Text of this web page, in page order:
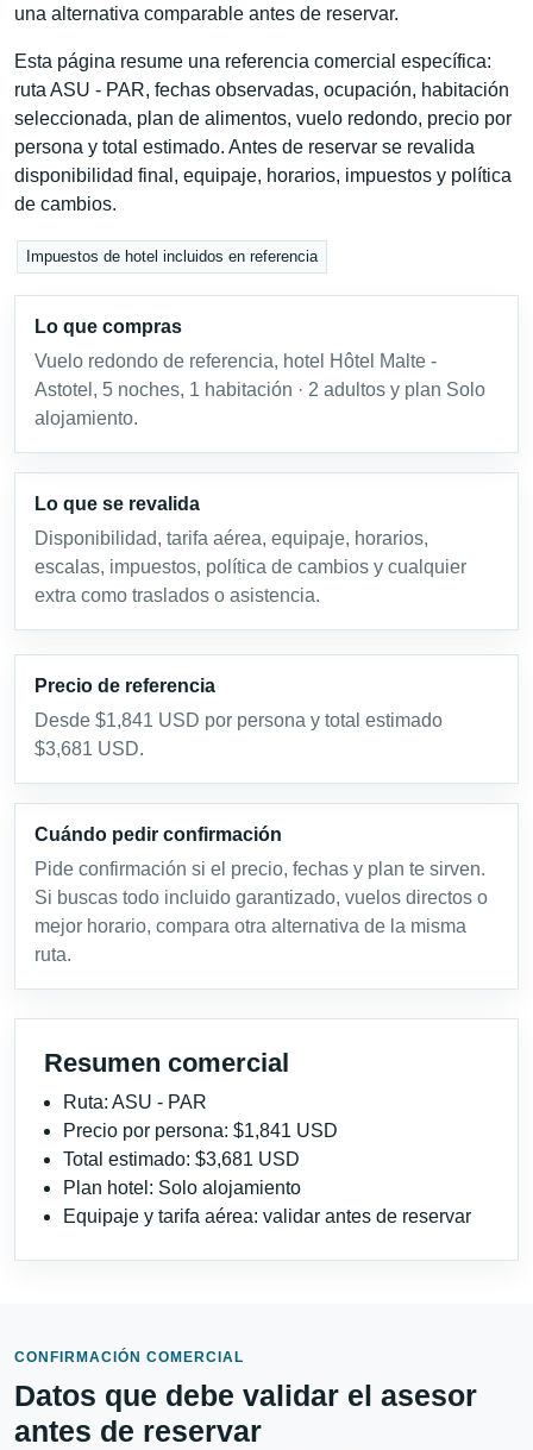
una alternativa comparable antes de reservar.
Esta página resume una referencia comercial específica:
ruta ASU - PAR, fechas observadas, ocupación, habitación
seleccionada, plan de alimentos, vuelo redondo, precio por
persona y total estimado. Antes de reservar se revalida
disponibilidad final, equipaje, horarios, impuestos y política
de cambios.
Impuestos de hotel incluidos en referencia
Lo que compras
Vuelo redondo de referencia, hotel Hôtel Malte -
Astotel, 5 noches, 1 habitación · 2 adultos y plan Solo
alojamiento.
Lo que se revalida
Disponibilidad, tarifa aérea, equipaje, horarios,
escalas, impuestos, política de cambios y cualquier
extra como traslados o asistencia.
Precio de referencia
Desde $1,841 USD por persona y total estimado
$3,681 USD.
Cuándo pedir confirmación
Pide confirmación si el precio, fechas y plan te sirven.
Si buscas todo incluido garantizado, vuelos directos o
mejor horario, compara otra alternativa de la misma
ruta.
Resumen comercial
Ruta: ASU - PAR
Precio por persona: $1,841 USD
Total estimado: $3,681 USD
Plan hotel: Solo alojamiento
Equipaje y tarifa aérea: validar antes de reservar
CONFIRMACIÓN COMERCIAL
Datos que debe validar el asesor
antes de reservar